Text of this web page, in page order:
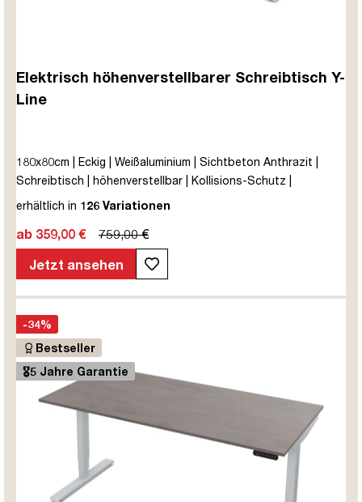
Elektrisch höhenverstellbarer Schreibtisch Y-
Line
180x80cm | Eckig | Weißaluminium | Sichtbeton Anthrazit |
Schreibtisch | höhenverstellbar | Kollisions-Schutz |
Elektrisch höhenverstellbar | Kindersicherung | Metall | Holz |
unmontiert | TÜV© mobiles Arbeiten | bis zu 80 kg | Y-Line |
erhältlich in 126 Variationen
ab 359,00 €
759,00 €
Jetzt ansehen
-34%
Bestseller
🎖️5 Jahre Garantie